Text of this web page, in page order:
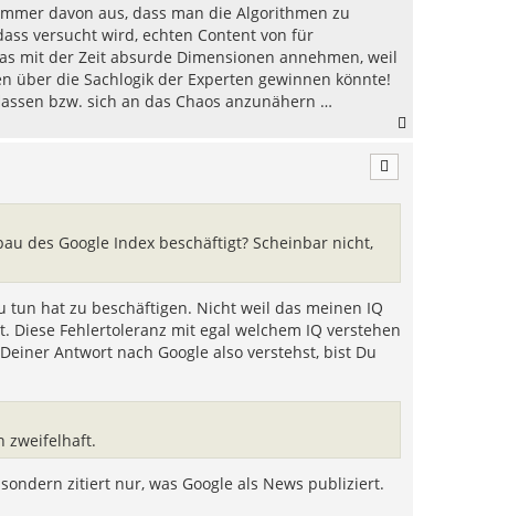
davon aus, dass man die Algorithmen zu
versucht wird, echten Content von für
mit der Zeit absurde Dimensionen annehmen, weil
über die Sachlogik der Experten gewinnen könnte!
bzw. sich an das Chaos anzunähern …
des Google Index beschäftigt? Scheinbar nicht,
tun hat zu beschäftigen. Nicht weil das meinen IQ
Fehlertoleranz mit egal welchem IQ verstehen
Antwort nach Google also verstehst, bist Du
zweifelhaft.
zitiert nur, was Google als News publiziert.